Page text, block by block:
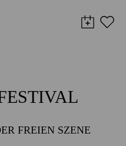
FREIEN SZENE